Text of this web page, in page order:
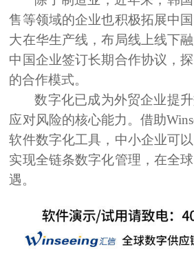
售等领域的企业也积极拓展中
大在华生产线，布局线上线下
中国企业签订长期合作协议，
的合作模式。
数字化已成为外贸企业提升
应对风险的核心能力。借助
软件数字化工具，中小企业可
实现全链条数字化管理，在全
遇。